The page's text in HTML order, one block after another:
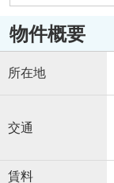
物件概要
所在地
交通
賃料